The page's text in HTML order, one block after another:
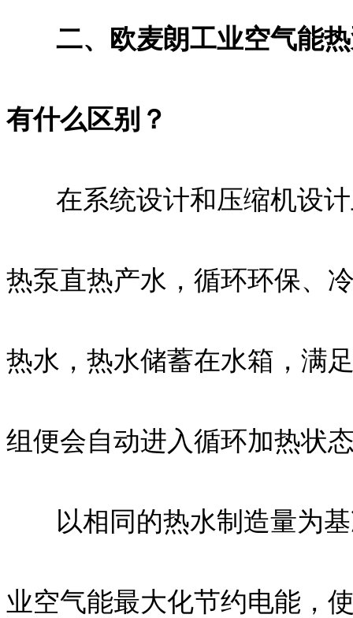
二、欧麦朗工业空气能
有什么区别？
在系统设计和压缩机设计
热泵直热产水，循环环保、
热水，热水储蓄在水箱，满
组便会自动进入循环加热状
以相同的热水制造量为基
业空气能最大化节约电能，